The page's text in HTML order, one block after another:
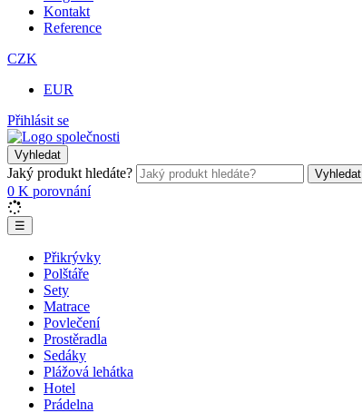
Kontakt
Reference
CZK
EUR
Přihlásit se
Vyhledat
Jaký produkt hledáte? Vyhledat
0 K porovnání
☰
Přikrývky
Polštáře
Sety
Matrace
Povlečení
Prostěradla
Sedáky
Plážová lehátka
Hotel
Prádelna